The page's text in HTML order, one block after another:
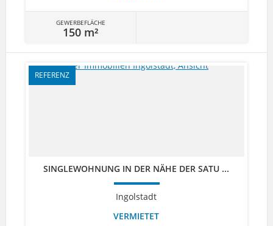
GEWERBEFLÄCHE
150 m²
REFERENZ
SINGLEWOHNUNG IN DER NÄHE DER SATU ...
Ingolstadt
VERMIETET